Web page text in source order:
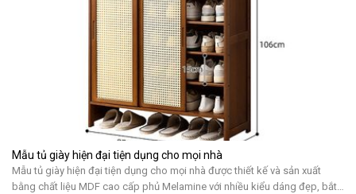
Mẫu tủ giày hiện đại tiện dụng cho mọi nhà
Mẫu tủ giày hiện đại tiện dụng cho mọi nhà được thiết kế và sản xuất
bằng chất liệu MDF cao cấp phủ Melamine với nhiều kiểu dáng đẹp, bắt